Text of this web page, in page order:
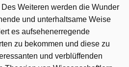
Weiteren werden die Wunder
und unterhaltsame Weise
es aufsehenerregende
zu bekommen und diese zu
und verblüffenden